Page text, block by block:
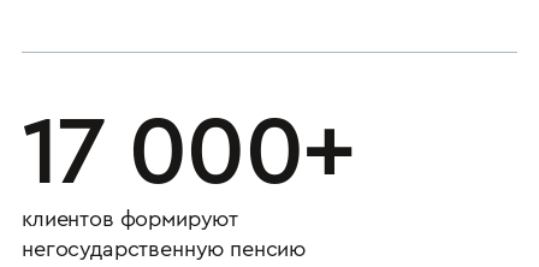
17 000+
клиентов формируют
негосударственную пенсию